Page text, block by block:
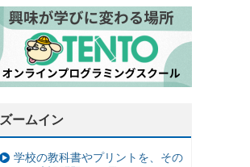
ズームイン
学校の教科書やプリントを、その